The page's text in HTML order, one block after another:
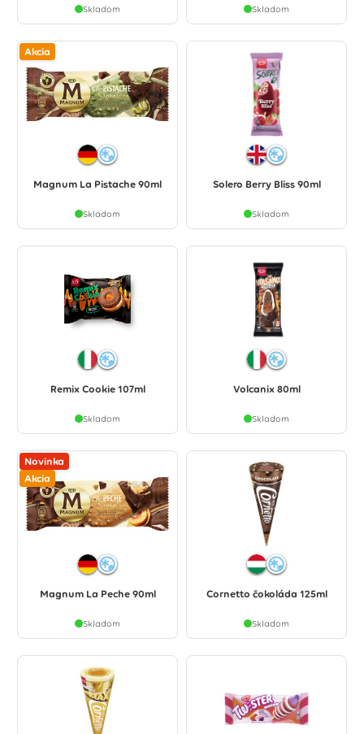
Skladom Skladom
Akcia
Magnum La Pistache 90ml
Skladom
Solero Berry Bliss 90ml
Skladom
Remix Cookie 107ml
Skladom
Volcanix 80ml
Skladom
Novinka
Akcia
Magnum La Peche 90ml
Skladom
Cornetto čokoláda 125ml
Skladom